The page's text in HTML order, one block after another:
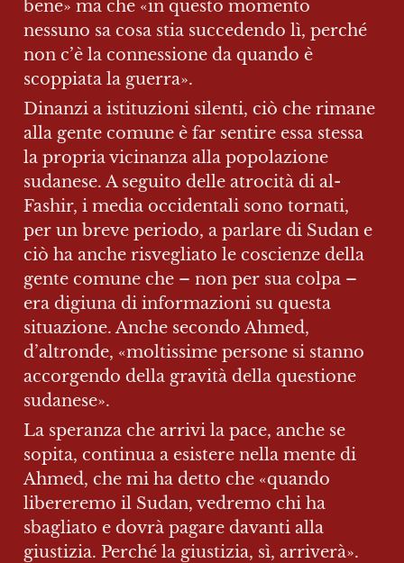
bene» ma che «in questo momento
nessuno sa cosa stia succedendo lì, perché
non c’è la connessione da quando è
scoppiata la guerra».
Dinanzi a istituzioni silenti, ciò che rimane
alla gente comune è far sentire essa stessa
la propria vicinanza alla popolazione
sudanese. A seguito delle atrocità di al-
Fashir, i media occidentali sono tornati,
per un breve periodo, a parlare di Sudan e
ciò ha anche risvegliato le coscienze della
gente comune che – non per sua colpa –
era digiuna di informazioni su questa
situazione. Anche secondo Ahmed,
d’altronde, «moltissime persone si stanno
accorgendo della gravità della questione
sudanese».
La speranza che arrivi la pace, anche se
sopita, continua a esistere nella mente di
Ahmed, che mi ha detto che «quando
libereremo il Sudan, vedremo chi ha
sbagliato e dovrà pagare davanti alla
giustizia. Perché la giustizia, sì, arriverà».